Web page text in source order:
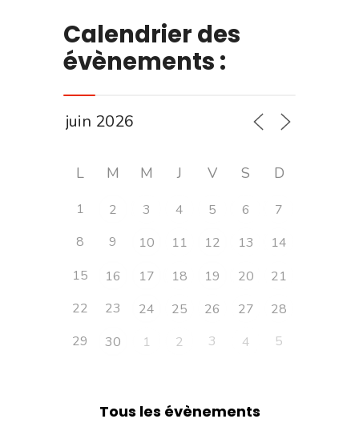
Calendrier des
évènements :
L M M J V S D
1 2 3 4 5 6
7
8
9 10 11 12 13
14
15
16 17 18 19 20
21
22
23 24 25 26 27
28
29
30 1 2 3 4 5
Tous les évènements